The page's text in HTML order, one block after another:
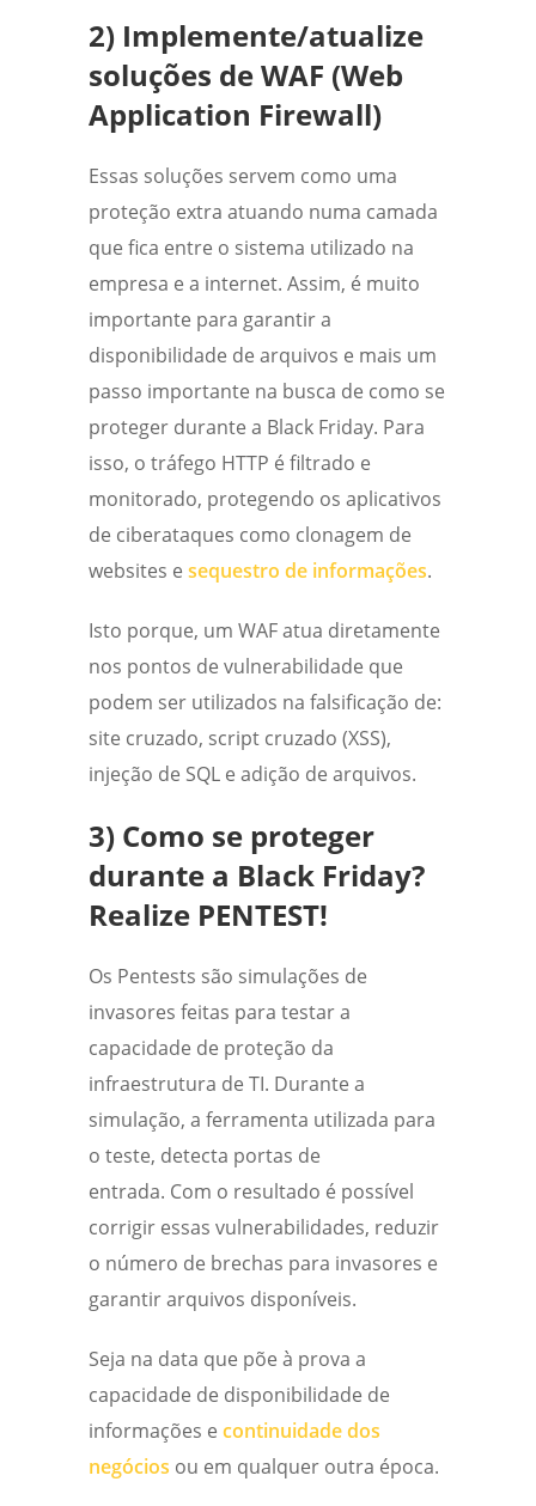
2) Implemente/atualize
soluções de WAF (Web
Application Firewall)
Essas soluções servem como uma
proteção extra atuando numa camada
que fica entre o sistema utilizado na
empresa e a internet. Assim, é muito
importante para garantir a
disponibilidade de arquivos e mais um
passo importante na busca de como se
proteger durante a Black Friday. Para
isso, o tráfego HTTP é filtrado e
monitorado, protegendo os aplicativos
de ciberataques como clonagem de
websites e sequestro de informações.
Isto porque, um WAF atua diretamente
nos pontos de vulnerabilidade que
podem ser utilizados na falsificação de:
site cruzado, script cruzado (XSS),
injeção de SQL e adição de arquivos.
3) Como se proteger
durante a Black Friday?
Realize PENTEST!
Os Pentests são simulações de
invasores feitas para testar a
capacidade de proteção da
infraestrutura de TI. Durante a
simulação, a ferramenta utilizada para
o teste, detecta portas de
entrada. Com o resultado é possível
corrigir essas vulnerabilidades, reduzir
o número de brechas para invasores e
garantir arquivos disponíveis.
Seja na data que põe à prova a
capacidade de disponibilidade de
informações e continuidade dos
negócios ou em qualquer outra época.